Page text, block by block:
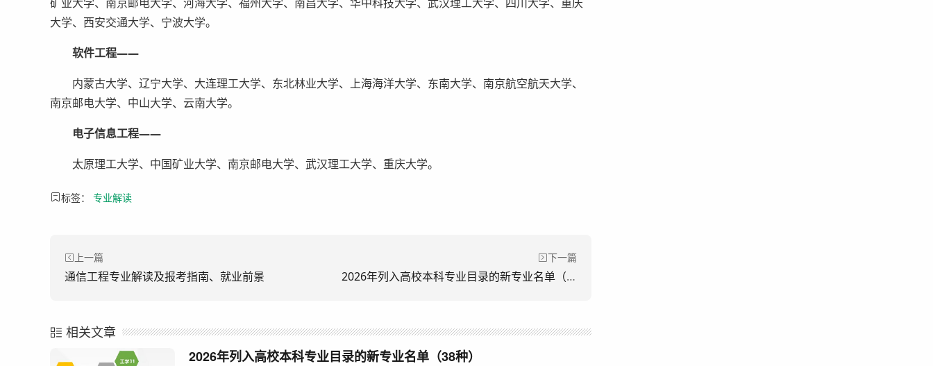
大学、西安交通大学、宁波大学。
软件工程——
内蒙古大学、辽宁大学、大连理工大学、东北林业大学、上海海洋大学、东南大学、南京航空航天大学、
南京邮电大学、中山大学、云南大学。
电子信息工程——
太原理工大学、中国矿业大学、南京邮电大学、武汉理工大学、重庆大学。
标签： 专业解读
上一篇
通信工程专业解读及报考指南、就业前景
下一篇
2026年列入高校本科专业目录的新专业名单（38种）
相关文章
2026年列入高校本科专业目录的新专业名单（38种）